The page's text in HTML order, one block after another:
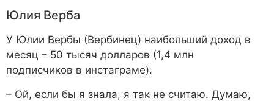
Юлия Верба
У Юлии Вербы (Вербинец) наибольший доход в
месяц – 50 тысяч долларов (1,4 млн
подписчиков в инстаграме).
– Ой, если бы я знала, я так не считаю. Думаю,